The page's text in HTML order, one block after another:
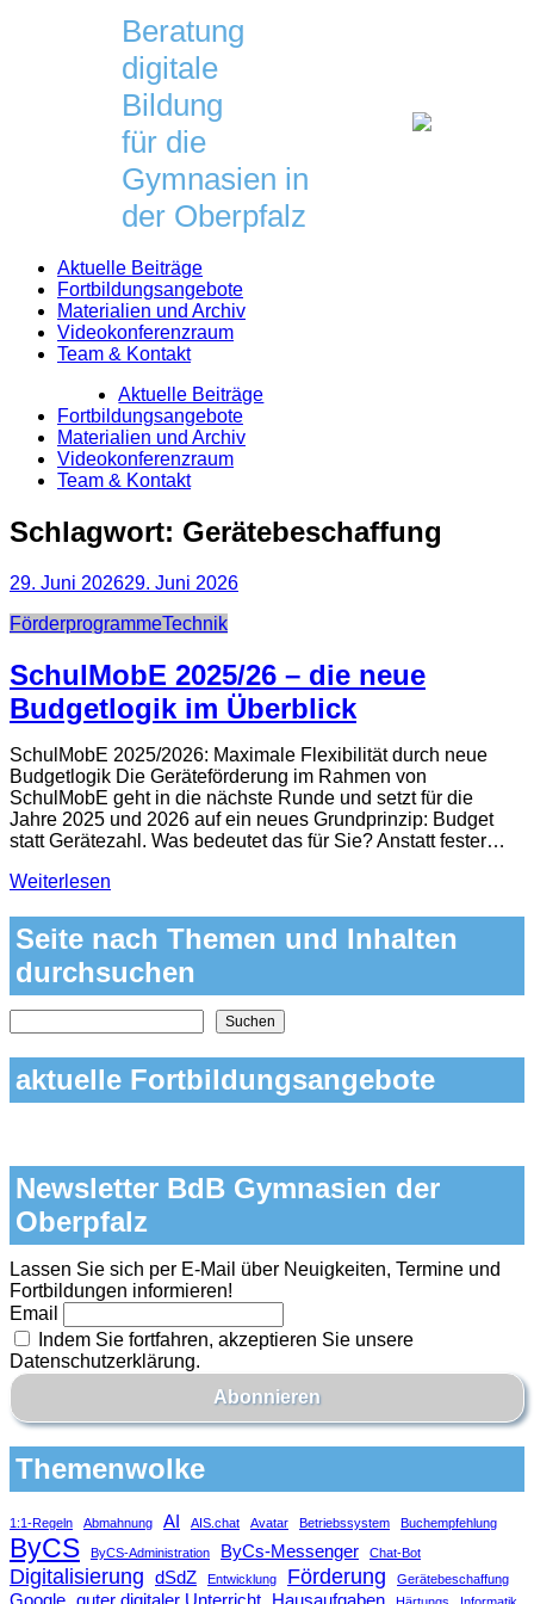
Beratung
digitale
Bildung
für die
Gymnasien in
der Oberpfalz
Aktuelle Beiträge
Fortbildungsangebote
Materialien und Archiv
Videokonferenzraum
Team & Kontakt
Aktuelle Beiträge
Fortbildungsangebote
Materialien und Archiv
Videokonferenzraum
Team & Kontakt
Schlagwort: Gerätebeschaffung
29. Juni 202629. Juni 2026
Categories
FörderprogrammeTechnik
SchulMobE 2025/26 – die neue
Budgetlogik im Überblick
SchulMobE 2025/2026: Maximale Flexibilität durch neue
Budgetlogik Die Geräteförderung im Rahmen von
SchulMobE geht in die nächste Runde und setzt für die
Jahre 2025 und 2026 auf ein neues Grundprinzip: Budget
statt Gerätezahl. Was bedeutet das für Sie? Anstatt fester…
Weiterlesen
Seite nach Themen und Inhalten
durchsuchen
Nach Themen und Inhalten auf der Seite suchen
Suchen
aktuelle Fortbildungsangebote
Newsletter BdB Gymnasien der
Oberpfalz
Lassen Sie sich per E-Mail über Neuigkeiten, Termine und
Fortbildungen informieren!
Email
Indem Sie fortfahren, akzeptieren Sie unsere
Datenschutzerklärung.
Themenwolke
1:1-Regeln Abmahnung AI AIS.chat Avatar Betriebssystem Buchempfehlung
ByCS ByCS-Administration ByCs-Messenger Chat-Bot
Digitalisierung dSdZ Entwicklung Förderung Gerätebeschaffung